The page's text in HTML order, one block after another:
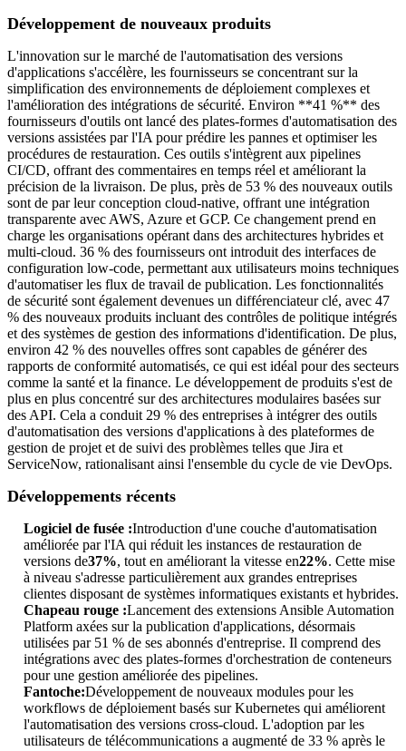
Développement de nouveaux produits
L'innovation sur le marché de l'automatisation des versions
d'applications s'accélère, les fournisseurs se concentrant sur la
simplification des environnements de déploiement complexes et
l'amélioration des intégrations de sécurité. Environ **41 %** des
fournisseurs d'outils ont lancé des plates-formes d'automatisation des
versions assistées par l'IA pour prédire les pannes et optimiser les
procédures de restauration. Ces outils s'intègrent aux pipelines
CI/CD, offrant des commentaires en temps réel et améliorant la
précision de la livraison. De plus, près de 53 % des nouveaux outils
sont de par leur conception cloud-native, offrant une intégration
transparente avec AWS, Azure et GCP. Ce changement prend en
charge les organisations opérant dans des architectures hybrides et
multi-cloud. 36 % des fournisseurs ont introduit des interfaces de
configuration low-code, permettant aux utilisateurs moins techniques
d'automatiser les flux de travail de publication. Les fonctionnalités
de sécurité sont également devenues un différenciateur clé, avec 47
% des nouveaux produits incluant des contrôles de politique intégrés
et des systèmes de gestion des informations d'identification. De plus,
environ 42 % des nouvelles offres sont capables de générer des
rapports de conformité automatisés, ce qui est idéal pour des secteurs
comme la santé et la finance. Le développement de produits s'est de
plus en plus concentré sur des architectures modulaires basées sur
des API. Cela a conduit 29 % des entreprises à intégrer des outils
d'automatisation des versions d'applications à des plateformes de
gestion de projet et de suivi des problèmes telles que Jira et
ServiceNow, rationalisant ainsi l'ensemble du cycle de vie DevOps.
Développements récents
Logiciel de fusée :Introduction d'une couche d'automatisation
améliorée par l'IA qui réduit les instances de restauration de
versions de37%, tout en améliorant la vitesse en22%. Cette mise
à niveau s'adresse particulièrement aux grandes entreprises
clientes disposant de systèmes informatiques existants et hybrides.
Chapeau rouge :Lancement des extensions Ansible Automation
Platform axées sur la publication d'applications, désormais
utilisées par 51 % de ses abonnés d'entreprise. Il comprend des
intégrations avec des plates-formes d'orchestration de conteneurs
pour une gestion améliorée des pipelines.
Fantoche:Développement de nouveaux modules pour les
workflows de déploiement basés sur Kubernetes qui améliorent
l'automatisation des versions cross-cloud. L'adoption par les
utilisateurs de télécommunications a augmenté de 33 % après le